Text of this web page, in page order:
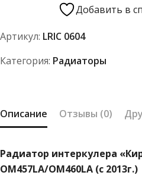
интеркулера
с
MB
2013г.)
Добавить в
Артикул: LRIC 0604
Категория: Радиаторы
Описание Отзывы (0)
Радиатор интеркулера
OM457LA/OM460LA (с 2013г.)